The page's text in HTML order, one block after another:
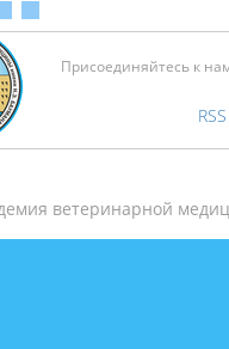
Присоединяйтесь к
RSS
ветеринарной